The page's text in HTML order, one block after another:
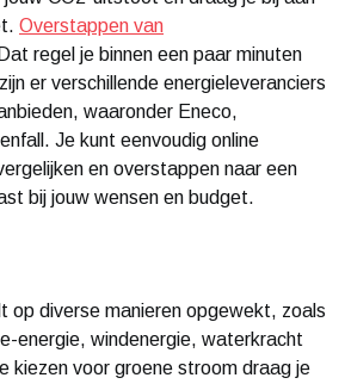
Overstappen van
regel je binnen een paar minuten
er verschillende energieleveranciers
waaronder Eneco,
Je kunt eenvoudig online
en overstappen naar een
bij jouw wensen en budget.
op diverse manieren opgewekt, zoals
energie, windenergie, waterkracht
kiezen voor groene stroom draag je